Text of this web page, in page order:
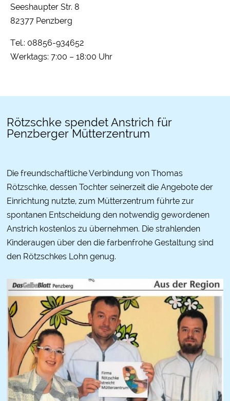
Seeshaupter Str. 8
82377 Penzberg
Tel.: 08856-934652
Werktags: 7:00 – 18:00 Uhr
Rötzschke spendet Anstrich für
Penzberger Mütterzentrum
Die freundschaftliche Verbindung von Thomas
Rötzschke, dessen Tochter seinerzeit die Angebote der
Einrichtung nutzte, zum Mütterzentrum führte zur
spontanen Entscheidung den notwendig gewordenen
Anstrich kostenlos zu übernehmen. Die strahlenden
Kinderaugen über den die farbenfrohe Gestaltung sind
den Rötzschkes Lohn genug.